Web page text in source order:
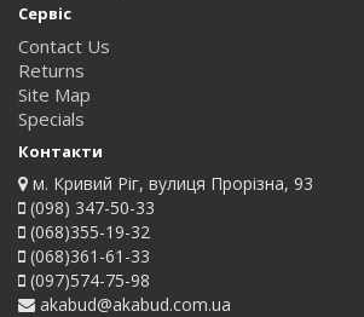
Сервіс
Contact Us
Returns
Site Map
Specials
Контакти
м. Кривий Ріг, вулиця Прорізна, 93
(098) 347-50-33
(068)355-19-32
(068)361-61-33
(097)574-75-98
akabud@akabud.com.ua